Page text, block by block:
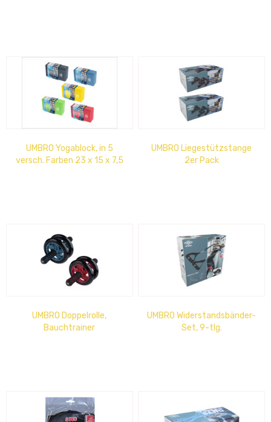
UMBRO Yogablock, in 5
versch. Farben 23 x 15 x 7,5
UMBRO Liegestützstange
2er Pack
UMBRO Doppelrolle,
Bauchtrainer
UMBRO Widerstandsbänder-
Set, 9-tlg.